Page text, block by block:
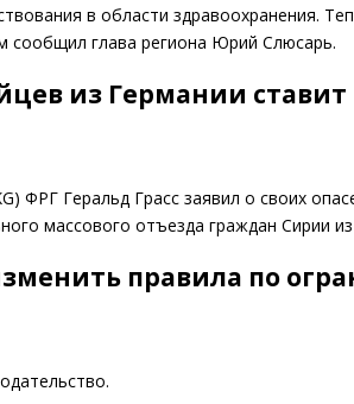
в области здравоохранения.
глава региона Юрий Слюсарь.
из Германии
ФРГ Геральд Грасс заявил о своих
массового отъезда граждан Сирии
правила по